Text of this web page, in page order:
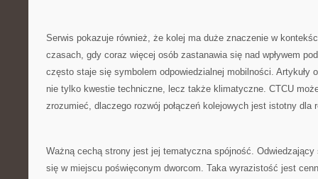
Serwis pokazuje również, że kolej ma duże znaczenie w
czasach, gdy coraz więcej osób zastanawia się nad wpływem
często staje się symbolem odpowiedzialnej mobilności. Artykuły
nie tylko kwestie techniczne, lecz także klimatyczne. CTCU
zrozumieć, dlaczego rozwój połączeń kolejowych jest istotny dla
Ważną cechą strony jest jej tematyczna spójność.
się w miejscu poświęconym dworcom. Taka wyrazistość jest